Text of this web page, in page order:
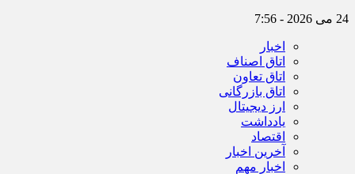
24 می 2026 - 7:56
اخبار
اتاق اصناف
اتاق تعاون
اتاق بازرگانی
ارز دیجیتال
یادداشت
اقتصاد
آخرین اخبار
اخبار مهم